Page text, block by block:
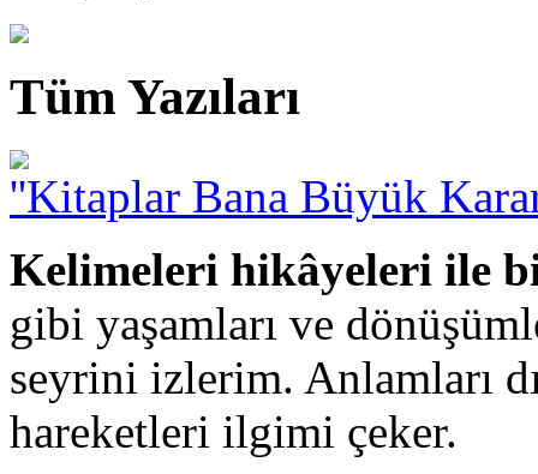
Tüm Yazıları
''Kitaplar Bana Büyük
Kelimeleri hikâyeleri ile
gibi yaşamları ve
seyrini izlerim. Anlamları
hareketleri ilgimi çeker.